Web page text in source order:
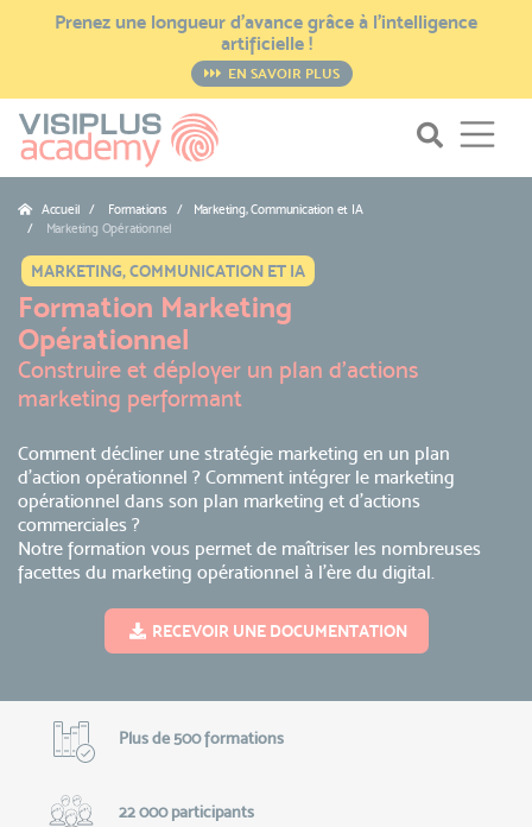
Prenez une longueur d’avance grâce à l’intelligence
artificielle !
EN SAVOIR PLUS
Accueil
Formations / Marketing, Communication et IA
Marketing Opérationnel
MARKETING, COMMUNICATION ET IA
Formation Marketing
Opérationnel
Construire et déployer un plan d'actions
marketing performant
Comment décliner une stratégie marketing en un plan
d'action opérationnel ? Comment intégrer le marketing
opérationnel dans son plan marketing et d'actions
commerciales ?
Notre formation vous permet de maîtriser les nombreuses
facettes du marketing opérationnel à l’ère du digital.
RECEVOIR UNE DOCUMENTATION
Plus de 500 formations
22 000 participants